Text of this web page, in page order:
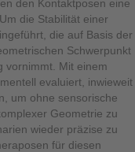
den Kontaktposen eine
die Stabilität einer
die auf Basis der
Schwerpunkt
vornimmt. Mit einem
evaluiert, inwieweit
um ohne sensorische
Geometrie zu
wieder präzise zu
für diesen